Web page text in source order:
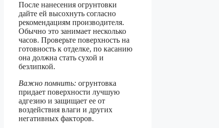
После нанесения огрунтовки
дайте ей высохнуть согласно
рекомендациям производителя.
Обычно это занимает несколько
часов. Проверьте поверхность на
готовность к отделке, по касанию
она должна стать сухой и
безлипкой.
Важно помнить: огрунтовка
придает поверхности лучшую
адгезию и защищает ее от
воздействия влаги и других
негативных факторов.